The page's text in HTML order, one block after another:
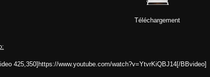
Téléchargement
425,350]https://www.youtube.com/watch?v=YtvrKiQBJ14[/BBvideo]